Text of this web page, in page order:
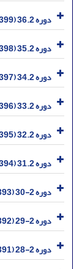
دوره 36.2 (1399)
دوره 35.2 (1398)
دوره 34.2 (1397)
دوره 33.2 (1396)
دوره 32.2 (1395)
دوره 31.2 (1394)
دوره 2-30 (1393)
دوره 2-29 (1392)
دوره 2-28 (1391)